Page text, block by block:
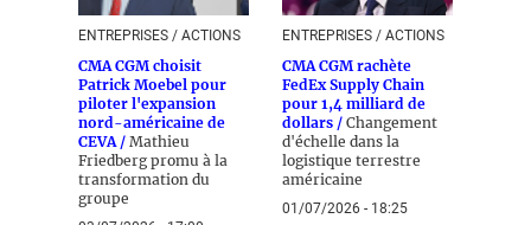
ENTREPRISES / ACTIONS
CMA CGM choisit
Patrick Moebel pour
piloter l'expansion
nord-américaine de
CEVA / Mathieu
Friedberg promu à la
transformation du
groupe
ENTREPRISES / ACTIONS
CMA CGM rachète
FedEx Supply Chain
pour 1,4 milliard de
dollars / Changement
d'échelle dans la
logistique terrestre
américaine
01/07/2026 - 18:25